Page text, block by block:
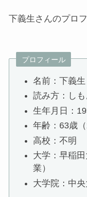
下義生さんのプロ
プロフィール
名前：下義生
読み方：し
生年月日：
年齢：63歳
高校：不明
大学：早稲
業）
大学院：中